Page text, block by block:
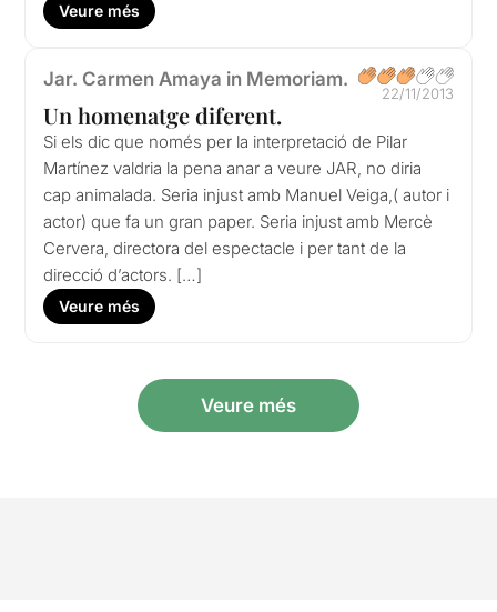
Veure més
Jar. Carmen Amaya in Memoriam.
22/11/2013
Un homenatge diferent.
Si els dic que només per la interpretació de Pilar
Martínez valdria la pena anar a veure JAR, no diria
cap animalada. Seria injust amb Manuel Veiga,( autor i
actor) que fa un gran paper. Seria injust amb Mercè
Cervera, directora del espectacle i per tant de la
direcció d’actors. […]
Veure més
Veure més